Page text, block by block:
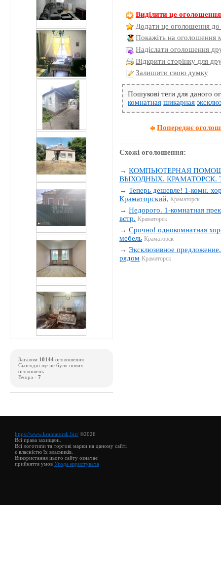
Виділити це оголошення
Додати це оголошення до
Покажіть на оголошення
Надіслати оголошення
Відкрити сторінку для
Залишити свою думку
Пошукові теги для даного
комнатная шикарная
Попереднє
Схожі оголошення:
→КОМПЬЮТЕРНАЯ
ВЫХОДНЫХ. КРАМАТОРСК.
→Теперь дешевле! 1-комн.
Краматорский, Краматорск
→Недорого. 1-комнатная
встр. Краматорск
→Срочно! однокомнатная
мебель Краматорск
→Эксклюзивное
рядом Краматорск
Загалом 10144 оголошення
Сьогодні ще не було нових
оголошень
Вчора - 7
https://www.kramatorsk.biz/ ©2026
Всі права захищені.
Всі логотипи та торгові марки на даному сайті
є власністю їх власників.
Використання цього сайту означає
прийняття умов Угода користувача